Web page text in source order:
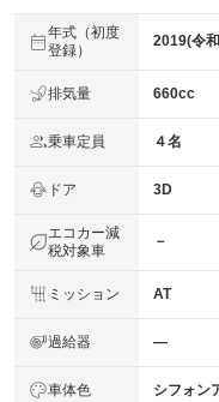
年式（初度
登録）
2019(令
排気量 660cc
乗車定員 ４名
ドア 3D
エコカー減
税対象車
－
ミッション AT
過給器 ―
車体色 シフォン